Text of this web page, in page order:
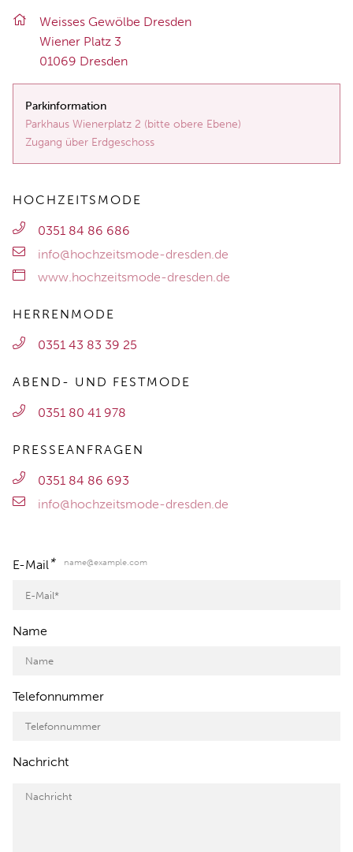
Weis­ses Ge­wöl­be Dres­den
Wie­ner Platz 3
01069 Dres­den
Parkinformation
Parkhaus Wienerplatz 2 (bitte obere Ebene)
Zugang über Erdgeschoss
HOCHZEITSMODE
0351 84 86 686
info@hochzeitsmode-dresden.de
www.hochzeitsmode-dresden.de
HERRENMODE
0351 43 83 39 25
ABEND- UND FESTMODE
0351 80 41 978
PRESSEANFRAGEN
0351 84 86 693
info@hochzeitsmode-dresden.de
E-Mail* name@example.com
Name
Telefonnummer
Nachricht